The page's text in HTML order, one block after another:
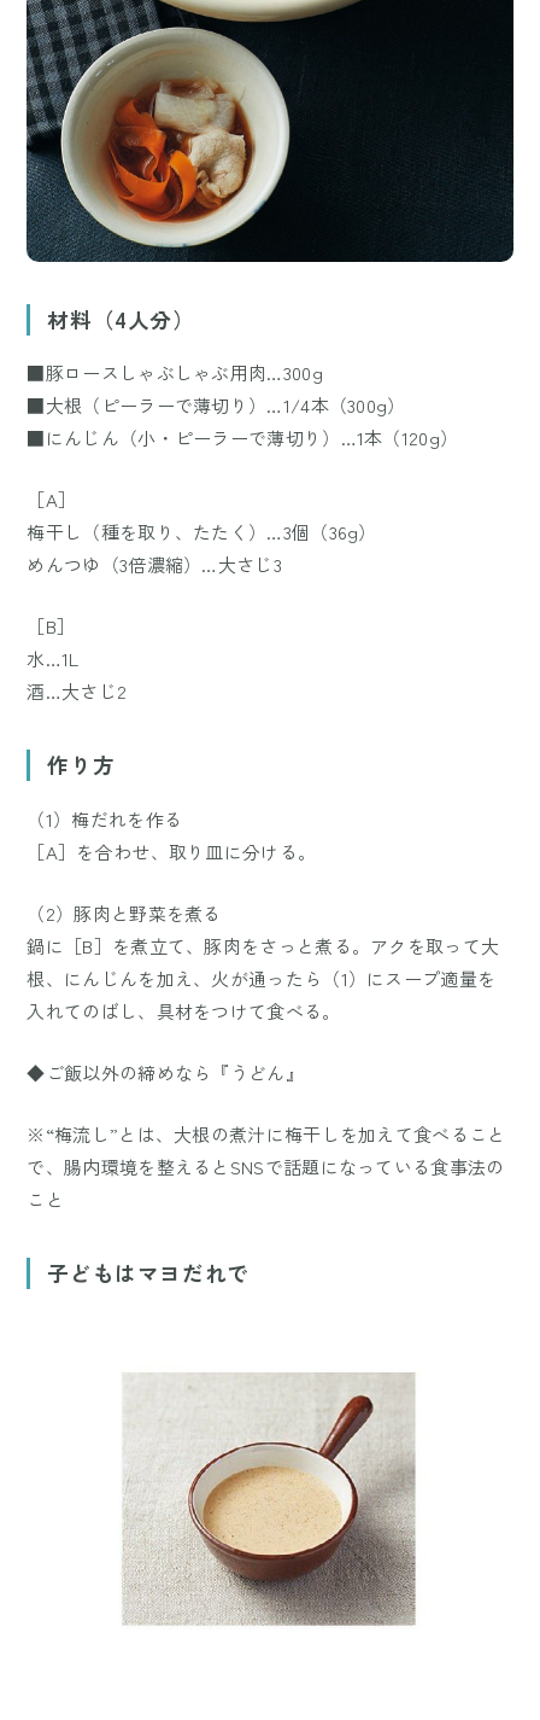
材料（4人分）
■豚ロースしゃぶしゃぶ用肉…300g
■大根（ピーラーで薄切り）…1/4本（300g）
■にんじん（小・ピーラーで薄切り）…1本（120g）
［A］
梅干し（種を取り、たたく）…3個（36g）
めんつゆ（3倍濃縮）…大さじ3
［B］
水…1L
酒…大さじ2
作り方
（1）梅だれを作る
［A］を合わせ、取り皿に分ける。
（2）豚肉と野菜を煮る
鍋に［B］を煮立て、豚肉をさっと煮る。アクを取って大
根、にんじんを加え、火が通ったら（1）にスープ適量を
入れてのばし、具材をつけて食べる。
◆ご飯以外の締めなら『うどん』
※“梅流し”とは、大根の煮汁に梅干しを加えて食べること
で、腸内環境を整えるとSNSで話題になっている食事法の
こと
子どもはマヨだれで